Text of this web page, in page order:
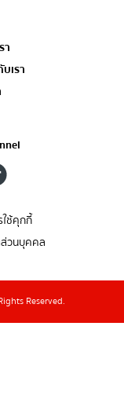
า
เรา
ใช้คุกกี้
วนบุคคล
Reserved.